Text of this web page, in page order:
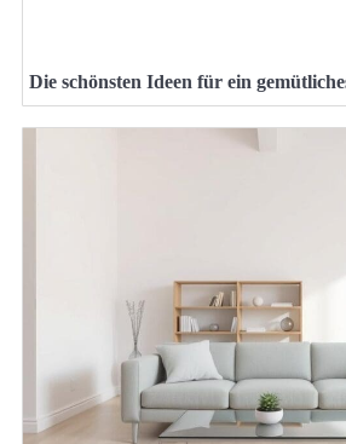
Die schönsten Ideen für ein